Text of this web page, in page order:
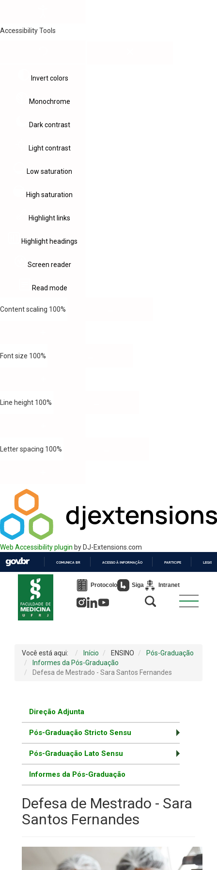
Accessibility Tools
Invert colors
Monochrome
Dark contrast
Light contrast
Low saturation
High saturation
Highlight links
Highlight headings
Screen reader
Read mode
Content scaling 100%
Font size 100%
Line height 100%
Letter spacing 100%
Web Accessibility plugin by DJ-Extensions.com
PARA
COMUNICA BR ACESSO À INFORMAÇÃO PARTICIPE
Protocolo Siga Intranet
Você está aqui: Início ENSINO
Pós-Graduação
Informes da Pós-Graduação
Defesa de Mestrado - Sara Santos Fernandes
Direção Adjunta
Pós-Graduação Stricto Sensu
Pós-Graduação Lato Sensu
Informes da Pós-Graduação
Defesa de Mestrado - Sara
Santos Fernandes